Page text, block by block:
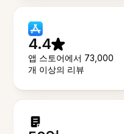
4.4
앱 스토어에서 73,000
개 이상의 리뷰